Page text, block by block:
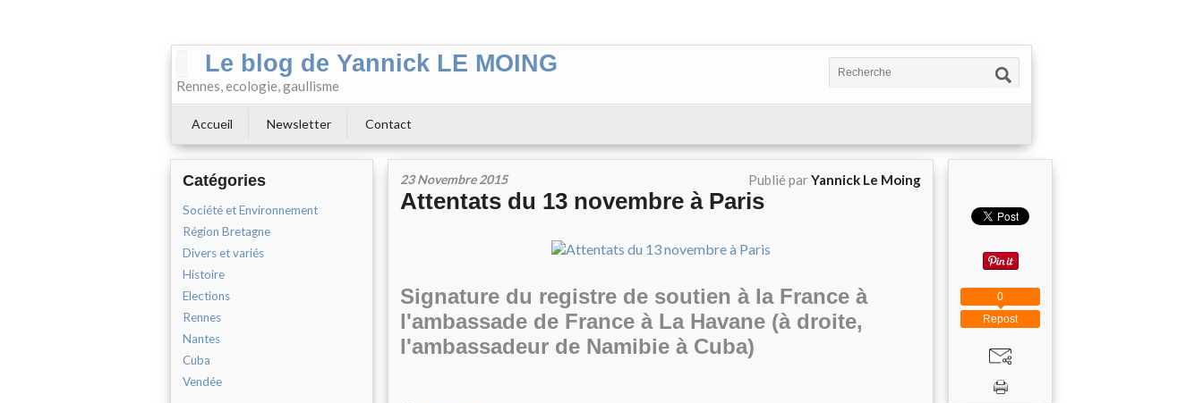
Le blog de Yannick LE MOING
Rennes, ecologie, gaullisme
Accueil Newsletter Contact
Catégories
Société et Environnement
Région Bretagne
Divers et variés
Histoire
Elections
Rennes
Nantes
Cuba
Vendée
23 Novembre 2015 Publié parYannick Le Moing
Attentats du 13 novembre à Paris
Signature du registre de soutien à la France à
l'ambassade de France à La Havane (à droite,
l'ambassadeur de Namibie à Cuba)
Repost
0